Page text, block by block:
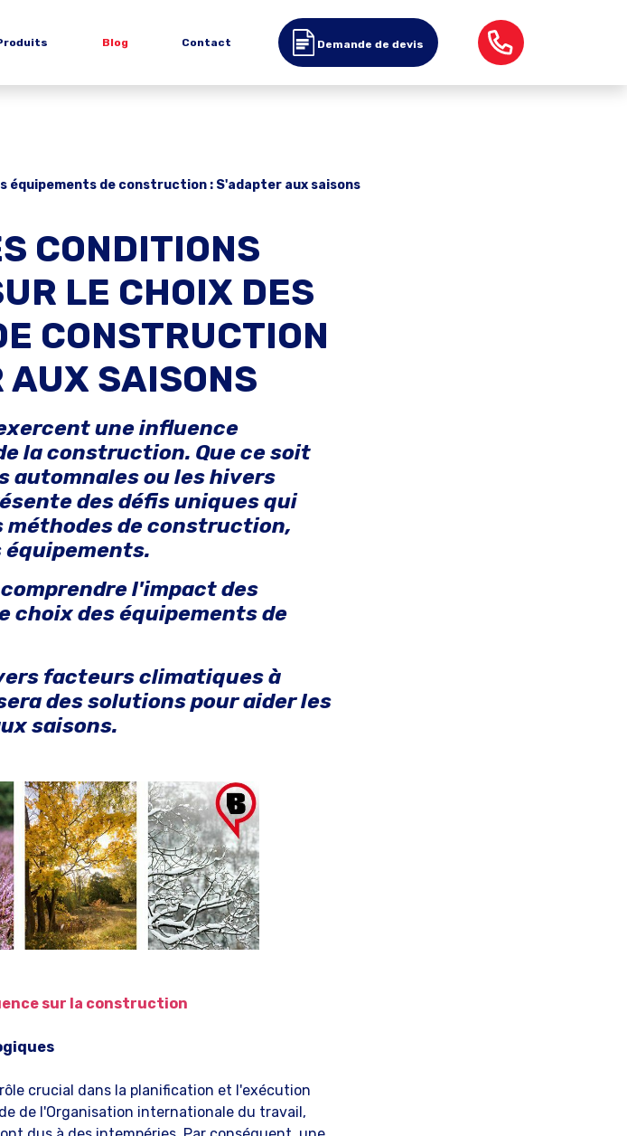
Blog Contact Demande de devis
équipements de construction : S'adapter aux saisons
CONDITIONS
LE CHOIX DES
CONSTRUCTION
AUX SAISONS
une influence
la construction. Que ce soit
automnales ou les hivers
des défis uniques qui
de construction,
équipements.
l'impact des
choix des équipements de
facteurs climatiques à
des solutions pour aider les
saisons.
sur la construction
crucial dans la planification et l'exécution
de l'Organisation internationale du travail,